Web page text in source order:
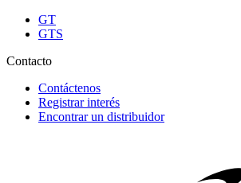
GT
GTS
Contacto
Contáctenos
Registrar interés
Encontrar un distribuidor